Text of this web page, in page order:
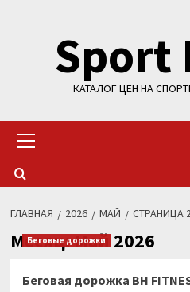
содержимомуSport
КАТАЛОГ ЦЕН НА
меню
ГЛАВНАЯ 2026 МАЙ СТРАНИЦА
Месяц:Май 2026
Беговые дорожки
Беговая дорожка BH